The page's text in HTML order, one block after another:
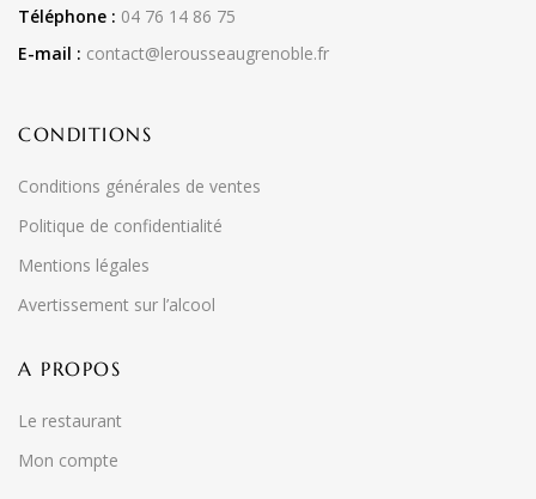
Téléphone : 04 76 14 86 75
E-mail : contact@lerousseaugrenoble.fr
CONDITIONS
Conditions générales de ventes
Politique de confidentialité
Mentions légales
Avertissement sur l’alcool
A PROPOS
Le restaurant
Mon compte